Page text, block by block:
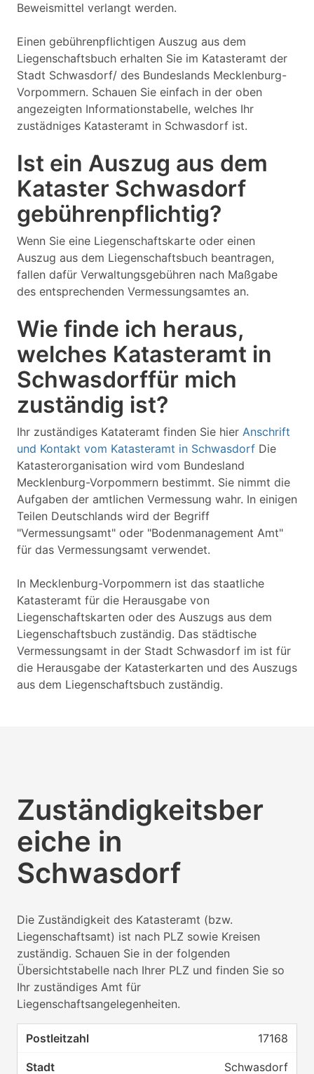
Beweismittel verlangt werden.
Einen gebührenpflichtigen Auszug aus dem
Liegenschaftsbuch erhalten Sie im Katasteramt der
Stadt Schwasdorf/ des Bundeslands Mecklenburg-
Vorpommern. Schauen Sie einfach in der oben
angezeigten Informationstabelle, welches Ihr
zustädniges Katasteramt in Schwasdorf ist.
Ist ein Auszug aus dem
Kataster Schwasdorf
gebührenpflichtig?
Wenn Sie eine Liegenschaftskarte oder einen
Auszug aus dem Liegenschaftsbuch beantragen,
fallen dafür Verwaltungsgebühren nach Maßgabe
des entsprechenden Vermessungsamtes an.
Wie finde ich heraus,
welches Katasteramt in
Schwasdorffür mich
zuständig ist?
Ihr zuständiges Katateramt finden Sie hier Anschrift
und Kontakt vom Katasteramt in Schwasdorf Die
Katasterorganisation wird vom Bundesland
Mecklenburg-Vorpommern bestimmt. Sie nimmt die
Aufgaben der amtlichen Vermessung wahr. In einigen
Teilen Deutschlands wird der Begriff
"Vermessungsamt" oder "Bodenmanagement Amt"
für das Vermessungsamt verwendet.
In Mecklenburg-Vorpommern ist das staatliche
Katasteramt für die Herausgabe von
Liegenschaftskarten oder des Auszugs aus dem
Liegenschaftsbuch zuständig. Das städtische
Vermessungsamt in der Stadt Schwasdorf im ist für
die Herausgabe der Katasterkarten und des Auszugs
aus dem Liegenschaftsbuch zuständig.
Zuständigkeitsber
eiche in
Schwasdorf
Die Zuständigkeit des Katasteramt (bzw.
Liegenschaftsamt) ist nach PLZ sowie Kreisen
zuständig. Schauen Sie in der folgenden
Übersichtstabelle nach Ihrer PLZ und finden Sie so
Ihr zuständiges Amt für
Liegenschaftsangelegenheiten.
17168
Schwasdorf